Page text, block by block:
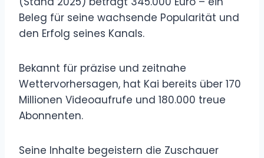
Beleg für seine wachsende Popularität und
den Erfolg seines Kanals.
Bekannt für präzise und zeitnahe
Wettervorhersagen, hat Kai bereits über 170
Millionen Videoaufrufe und 180.000 treue
Abonnenten.
Seine Inhalte begeistern die Zuschauer